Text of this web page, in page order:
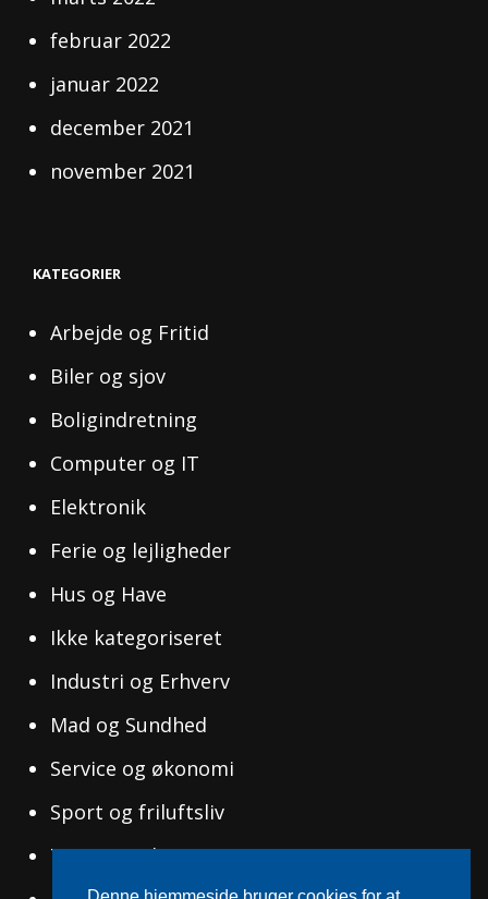
februar 2022
januar 2022
december 2021
november 2021
KATEGORIER
Arbejde og Fritid
Biler og sjov
Boligindretning
Computer og IT
Elektronik
Ferie og lejligheder
Hus og Have
Ikke kategoriseret
Industri og Erhverv
Mad og Sundhed
Service og økonomi
Sport og friluftsliv
Tøj og Mode